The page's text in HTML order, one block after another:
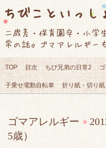
ちびこといっし
二歳差・保育園卒・小学
常の話。ゴマアレルギー
TOP 目次 ちび兄弟の日常2
子乗せ電動自転車 折り紙・切り
ゴマアレルギー
5歳）